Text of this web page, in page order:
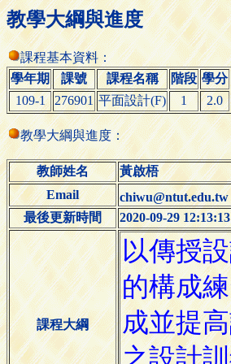
教學大綱與進度
課程基本資料：
學年期
課號 課程名稱 階段 學分
109-1
276901 平面設計(F) 1 2.0
教學大綱與進度：
教師姓名
黃啟梧
Email
chiwu@ntut.edu.tw
最後更新時間
2020-09-29 12:13:13
課程大綱